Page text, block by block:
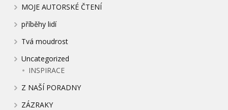
MOJE AUTORSKÉ ČTENÍ
příběhy lidí
Tvá moudrost
Uncategorized
INSPIRACE
Z NAŠÍ PORADNY
ZÁZRAKY